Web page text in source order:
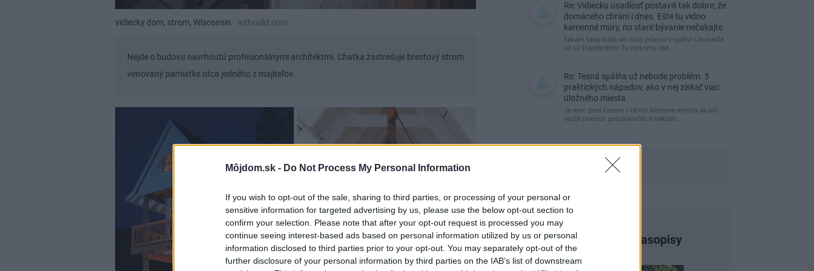
Môjdom.sk - Do Not Process My Personal Information
If you wish to opt-out of the sale, sharing to third parties, or processing of your personal or
sensitive information for targeted advertising by us, please use the below opt-out section to
confirm your selection. Please note that after your opt-out request is processed you may
continue seeing interest-based ads based on personal information utilized by us or personal
information disclosed to third parties prior to your opt-out. You may separately opt-out of the
further disclosure of your personal information by third parties on the IAB’s list of downstream
vidiecky dom, strom, Wisconsin inthralld.com
Nejde o budovu navrhnutú profesionálnymi architektmi. Chatka zastrešuje brestový strom
venovaný pamiatke otca jedného z majiteľov.
Re: Vidiecku usadlosť postavili tak dobre, že
domáceho chráni i dnes. Ešte tu vidno
kamenné múry, no staré bývanie nečakajte
čakám kedy budú wc misy priamo v spálni! Umývadlá
už sú štandardom! Tu niekomu ebe…
Re: Tesná spálňa už nebude problém. 5
praktických nápadov, ako v nej získať viac
úložného miesta
Ja som pred časom v rámci šetrenia miesta skúsil
využiť priestor pod posteľou a nakúpil…
Najnovšie časopisy